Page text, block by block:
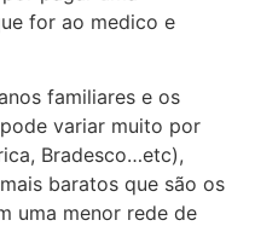
for ao medico e
familiares e os
variar muito por
Bradesco…etc),
baratos que são os
uma menor rede de